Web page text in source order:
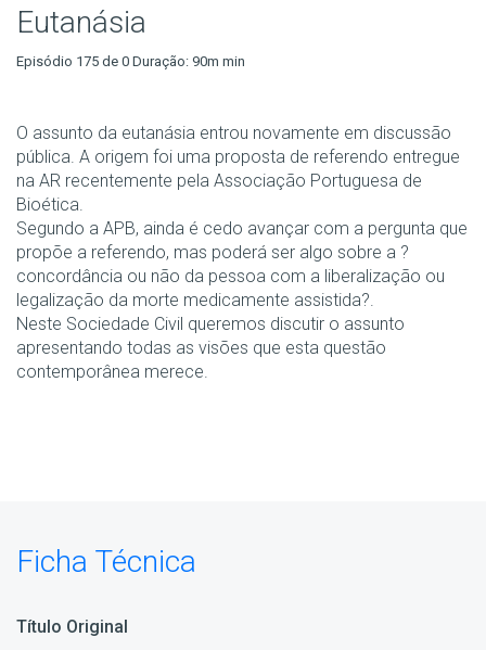
Eutanásia
Episódio 175 de 0 Duração: 90m min
O assunto da eutanásia entrou novamente em discussão
pública. A origem foi uma proposta de referendo entregue
na AR recentemente pela Associação Portuguesa de
Bioética.
Segundo a APB, ainda é cedo avançar com a pergunta que
propõe a referendo, mas poderá ser algo sobre a ?
concordância ou não da pessoa com a liberalização ou
legalização da morte medicamente assistida?.
Neste Sociedade Civil queremos discutir o assunto
apresentando todas as visões que esta questão
contemporânea merece.
Ficha Técnica
Título Original